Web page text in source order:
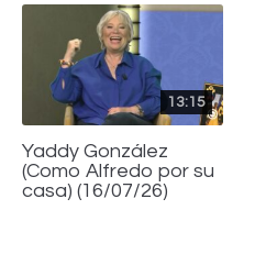
13:15
Yaddy González
(Como Alfredo por su
casa) (16/07/26)